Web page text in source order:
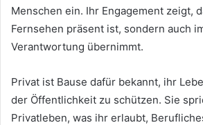
Menschen ein. Ihr Engagement zeigt,
Fernsehen präsent ist, sondern auch
Verantwortung übernimmt.
Privat ist Bause dafür bekannt, ihr
der Öffentlichkeit zu schützen. Sie
Privatleben, was ihr erlaubt,